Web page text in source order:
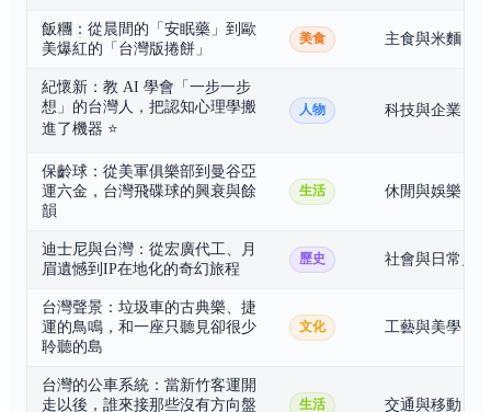
飯糰：從晨間的「安眠藥」到歐
美爆紅的「台灣版捲餅」
美食 主食與米麵
紀懷新：教 AI 學會「一步一步
想」的台灣人，把認知心理學搬
進了機器 ⭐
人物 科技與企業
保齡球：從美軍俱樂部到曼谷亞
運六金，台灣飛碟球的興衰與餘
韻
生活 休閒與娛樂
迪士尼與台灣：從宏廣代工、月
眉遺憾到IP在地化的奇幻旅程
歷史 社會與日常史
台灣聲景：垃圾車的古典樂、捷
運的鳥鳴，和一座只聽見卻很少
聆聽的島
文化 工藝與美學
台灣的公車系統：當新竹客運開
走以後，誰來接那些沒有方向盤
生活 交通與移動